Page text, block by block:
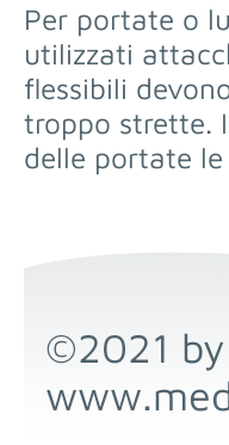
Per portate o
utilizzati
flessibili
troppo strette.
delle portate
©2021